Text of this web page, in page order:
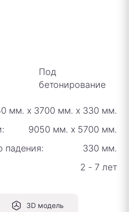
Под
бетонирование
мм. х 3700 мм. х 330 мм.
9050 мм. х 5700 мм.
падения:
330 мм.
2 - 7 лет
3D модель